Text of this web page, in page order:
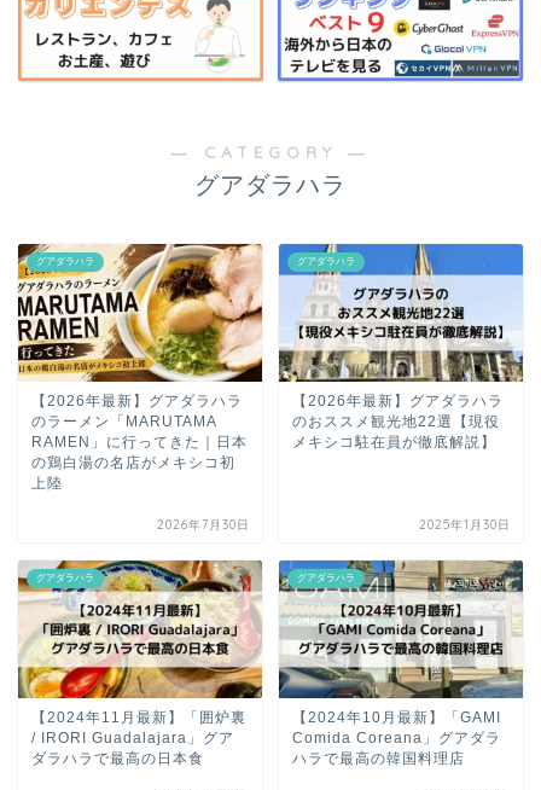
― CATEGORY ―
グアダラハラ
グアダラハラ
【2026年最新】グアダラハラ
のラーメン「MARUTAMA
RAMEN」に行ってきた｜日本
の鶏白湯の名店がメキシコ初
上陸
2026年7月30日
グアダラハラ
【2026年最新】グアダラハラ
のおススメ観光地22選【現役
メキシコ駐在員が徹底解説】
2025年1月30日
グアダラハラ
【2024年11月最新】「囲炉裏
/ IRORI Guadalajara」グア
ダラハラで最高の日本食
グアダラハラ
【2024年10月最新】「GAMI
Comida Coreana」グアダラ
ハラで最高の韓国料理店